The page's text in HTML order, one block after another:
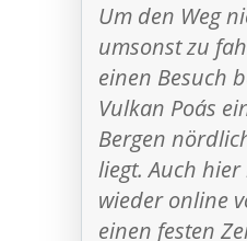
Um den Weg
umsonst zu
einen Besuch
Vulkan Poás
Bergen
liegt. Auch
wieder online
einen festen